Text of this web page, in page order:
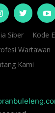
Siber
Kode
Wartawan
Kami